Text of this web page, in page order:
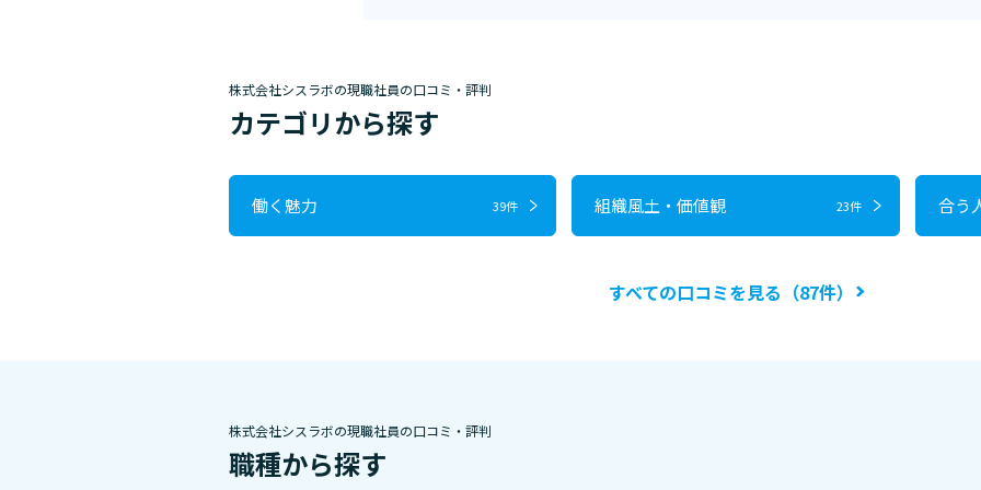
株式会社シスラボの現職社員の口コミ・評判
カテゴリから探す
働く魅力 39件 組織風土・価値観 23件 合う
すべての口コミを見る（87件）
株式会社シスラボの現職社員の口コミ・評判
職種から探す